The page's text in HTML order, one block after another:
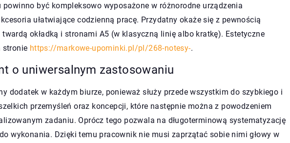
być kompleksowo wyposażone w różnorodne urządzenia
ułatwiające codzienną pracę. Przydatny okaże się z pewnością
okładką i stronami A5 (w klasyczną linię albo kratkę). Estetyczne
stronie https://markowe-upominki.pl/pl/268-notesy-.
o uniwersalnym zastosowaniu
dodatek w każdym biurze, ponieważ służy przede wszystkim do szybkiego i
przemyśleń oraz koncepcji, które następnie można z powodzeniem
zadaniu. Oprócz tego pozwala na długoterminową systematyzację
wykonania. Dzięki temu pracownik nie musi zaprzątać sobie nimi głowy w